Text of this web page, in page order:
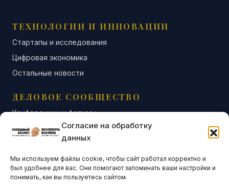
Согласие на обработку
данных
Мы используем файлы cookie, чтобы сайт работал корректно и
был удобнее для вас. Они помогают запоминать ваши настройки и
понимать, как вы пользуетесь сайтом.
ТЕХНОЛОГИИ И ИННОВАЦИИ
Стартапы и исследования
Цифровая экономика
Остальные новости
ДЕЛОВОЕ СООБЩЕСТВО
Конференции и форумы
Бизнес-клубы и ассоциации
Остальные новости
АНАЛИТИКА И СТАТИСТИКА